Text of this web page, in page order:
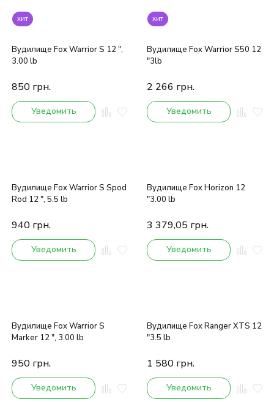
хит
Вудилище Fox Warrior S 12 ",
3.00 lb
850 грн.
Уведомить
хит
Вудилище Fox Warrior S50 12
"3lb
2 266 грн.
Уведомить
Вудилище Fox Warrior S Spod
Rod 12 ", 5.5 lb
940 грн.
Уведомить
Вудилище Fox Horizon 12
"3.00 lb
3 379,05 грн.
Уведомить
Вудилище Fox Warrior S
Marker 12 ", 3.00 lb
950 грн.
Уведомить
Вудилище Fox Ranger XTS 12
"3.5 lb
1 580 грн.
Уведомить